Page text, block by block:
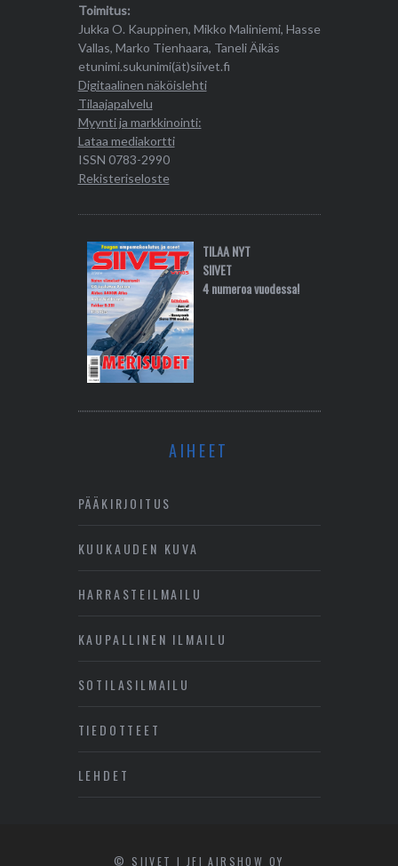
Toimitus:
Jukka O. Kauppinen, Mikko Maliniemi, Hasse
Vallas, Marko Tienhaara, Taneli Äikäs
etunimi.sukunimi(ät)siivet.fi
Digitaalinen näköislehti
Tilaajapalvelu
Myynti ja markkinointi:
Lataa mediakortti
ISSN 0783-2990
Rekisteriseloste
TILAA NYT
SIIVET
4 numeroa vuodessa!
AIHEET
PÄÄKIRJOITUS
KUUKAUDEN KUVA
HARRASTEILMAILU
KAUPALLINEN ILMAILU
SOTILASILMAILU
TIEDOTTEET
LEHDET
© SIIVET | JFI AIRSHOW OY